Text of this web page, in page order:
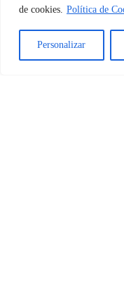
de cookies. Política de
Personalizar